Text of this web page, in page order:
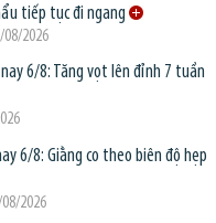
tiếp tục đi ngang
08/2026
6/8: Tăng vọt lên đỉnh 7 tuần
6/8: Giằng co theo biên độ hẹp
2026